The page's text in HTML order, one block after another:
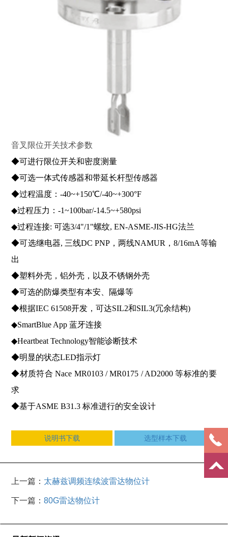
音叉限位开关技术参数
◆可进行限位开关和密度测量
◆可选一体式传感器和带延长杆型传感器
◆过程温度：-40~+150℃/-40~+300°F
◆过程压力：-1~100bar/-14.5~+580psi
◆过程连接: 可选3/4"/1"螺纹, EN-ASME-JIS-HG法兰
◆可选继电器, 三线DC PNP，两线NAMUR，8/16mA等输
出
◆塑料外壳，铝外壳，以及不锈钢外壳
◆可选的防爆类型有本安、隔爆等
◆根据IEC 61508开发，可达SIL2和SIL3(冗余结构)
◆SmartBlue App 蓝牙连接
◆Heartbeat Technology智能诊断技术
◆明显的状态LED指示灯
◆材质符合 Nace MR0103 / MR0175 / AD2000 等标准的要
求
◆基于ASME B31.3 标准进行的安全设计
说明书下载 选型样本下载
上一篇： 太赫兹调频连续波雷达物位计
下一篇：80G雷达物位计